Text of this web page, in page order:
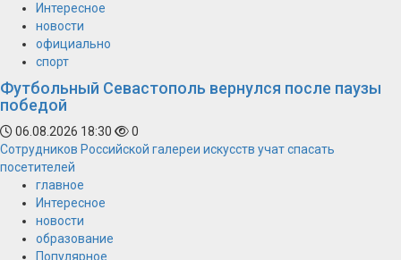
Интересное
новости
официально
спорт
Футбольный Севастополь вернулся после паузы
победой
06.08.2026 18:30
0
Сотрудников Российской галереи искусств учат спасать
посетителей
главное
Интересное
новости
образование
Популярное